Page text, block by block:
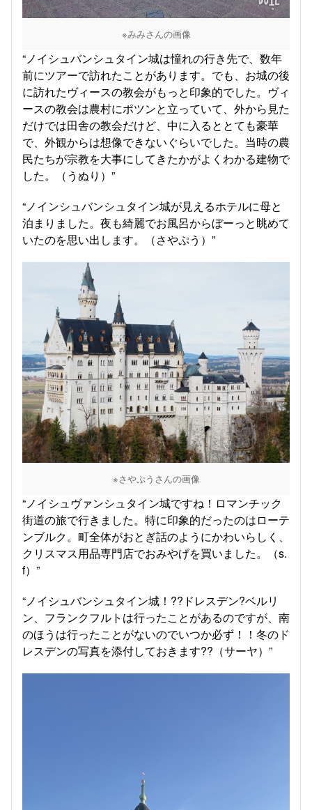
※みみさんの画像
“ノイシュバンシュタイン城は憧れの行き先で、数年
前にツアーで訪れたことがあります。でも、お城の後
に訪れたヴィースの教会がもっと印象的でした。ヴィ
ースの教会は農村にポツンと立っていて、外から見た
だけでは田舎の教会だけど、中に入るととても豪華
で、外観からは想像できないぐらいでした。当時の農
民たちが宗教を大事にしてきたかがよくわかる建物で
した。（うぬり）”
“ノインシュバンシュタイン城が見えるホテルに母と
泊まりました。夜も綺麗でお風呂からぼーっと眺めて
いたのを思い出します。（さやぷう）”
※さやぷうさんの画像
“ノイシュヴァンシュタイン城ですね！ロマンチック
街道の旅で行きました。特に印象的だったのはローテ
ンブルク。町全体がおとぎ話のようにかわいらしく、
クリスマス用品専門店でおみやげを買いました。（s.
f）”
“ノイシュバンシュタイン城！??ドレスデン?ベルリ
ン、フランクフルトは行ったことがあるのですが、南
のほうは行ったことがないのでいつか必ず！！冬のド
レスデンの写真を添付しておきます??（サーヤ）”